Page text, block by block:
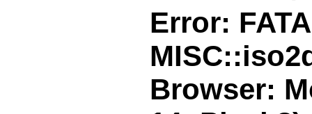
Error:
Browser: